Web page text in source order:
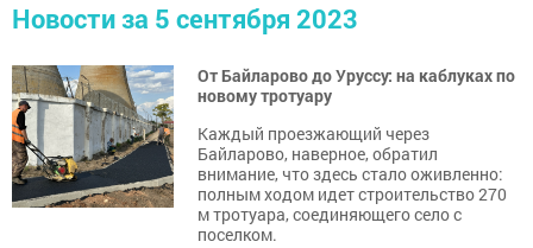
Новости за 5 сентября 2023
От Байларово до Уруссу: на каблуках по
новому тротуару
Каждый проезжающий через
Байларово, наверное, обратил
внимание, что здесь стало оживленно:
полным ходом идет строительство 270
м тротуара, соединяющего село с
поселком.